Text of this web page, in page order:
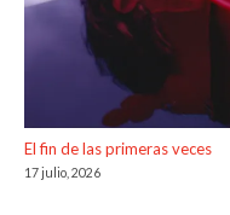
El fin de las primeras veces
17 julio, 2026